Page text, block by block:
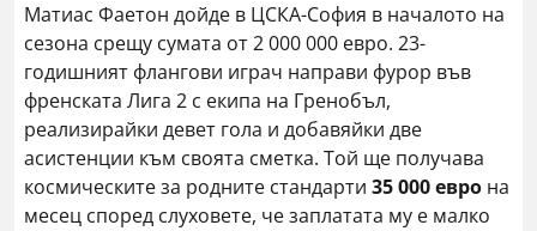
Матиас Фаетон дойде в ЦСКА-София в началото на
сезона срещу сумата от 2 000 000 евро. 23-
годишният флангови играч направи фурор във
френската Лига 2 с екипа на Гренобъл,
реализирайки девет гола и добавяйки две
асистенции към своята сметка. Той ще получава
космическите за родните стандарти 35 000 евро на
месец според слуховете, че заплатата му е малко